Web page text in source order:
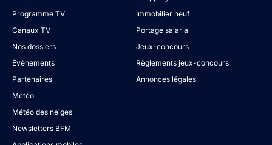
Programme TV
Canaux TV
Nos dossiers
Évènements
Partenaires
Météo
Météo des neiges
Newsletters BFM
Immobilier neuf
Portage salarial
Jeux-concours
Règlements jeux-concours
Annonces légales